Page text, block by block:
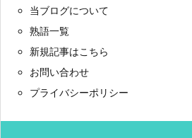
ら！
当ブログについて
熟語一覧
新規記事はこちら
お問い合わせ
プライバシーポリシー